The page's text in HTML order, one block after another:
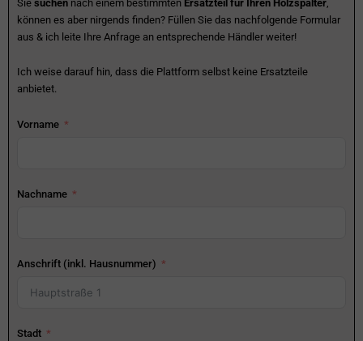
Sie suchen nach einem bestimmten Ersatzteil für Ihren Holzspalter
können es aber nirgends finden? Füllen Sie das nachfolgende Formular
aus & ich leite Ihre Anfrage an entsprechende Händler weiter!
Ich weise darauf hin, dass die Plattform selbst keine Ersatzteile
anbietet.
Vorname
Nachname
Anschrift (inkl. Hausnummer)
Stadt